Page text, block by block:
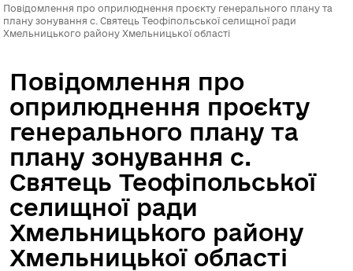
Повідомлення про оприлюднення проєкту генерального плану та
плану зонування с. Святець Теофіпольської селищної ради
Хмельницького району Хмельницької області
Повідомлення про
оприлюднення проєкту
генерального плану та
плану зонування с.
Святець Теофіпольської
селищної ради
Хмельницького району
Хмельницької області